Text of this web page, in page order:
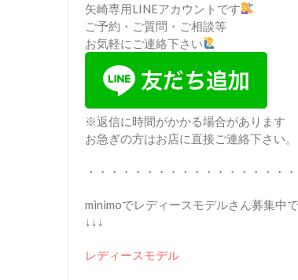
矢崎専用LINEアカウントです
ご予約・ご質問・ご相談等
お気軽にご連絡下さい
※返信に時間がかかる場合があります
お急ぎの方はお店に直接ご連絡下さい。
・・・・・・・・・・・・・・・・・・
minimoでレディースモデルさん募集中
↓↓↓
レディースモデル